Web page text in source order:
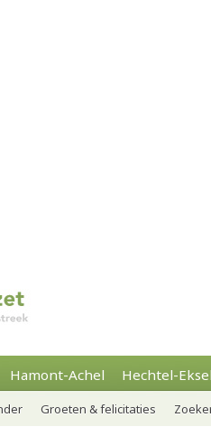
Hamont-Achel Hechtel-
Groeten & felicitaties